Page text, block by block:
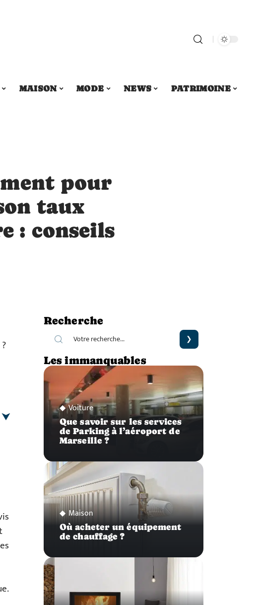
MAISON MODE NEWS
PATRIMOINE
pour
taux
: conseils
Recherche
Les immanquables
Voiture
Que savoir sur les services
de Parking à l’aéroport de
Marseille ?
Maison
Où acheter un équipement
de chauffage ?